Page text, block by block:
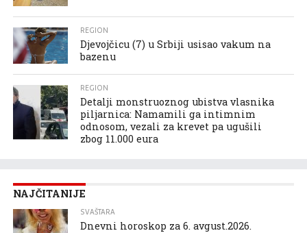
REGION
Djevojčicu (7) u Srbiji usisao vakum na
bazenu
REGION
Detalji monstruoznog ubistva vlasnika
piljarnica: Namamili ga intimnim
odnosom, vezali za krevet pa ugušili
zbog 11.000 eura
NAJČITANIJE
SVAŠTARA
Dnevni horoskop za 6. avgust.2026.